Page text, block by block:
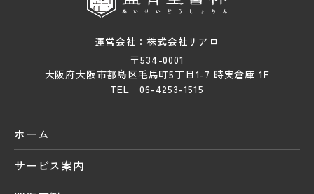
運営会社：株式会社リアロ
〒534-0001
大阪府大阪市都島区毛馬町5丁目1-7 時実倉庫 1F
TEL 06-4253-1515
ホーム
サービス案内